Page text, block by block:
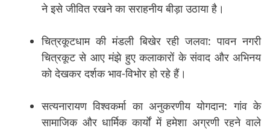
ने इसे जीवित रखने का सराहनीय बीड़ा उठाया है।
चित्रकूटधाम की मंडली बिखेर रही जलवा: पावन नगरी
चित्रकूट से आए मंझे हुए कलाकारों के संवाद और अभिनय
को देखकर दर्शक भाव-विभोर हो रहे हैं।
सत्यनारायण विश्वकर्मा का अनुकरणीय योगदान: गांव के
सामाजिक और धार्मिक कार्यों में हमेशा अग्रणी रहने वाले